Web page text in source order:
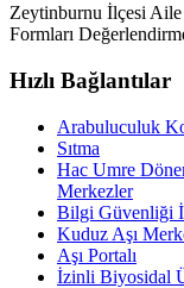
Zeytinburnu İlçesi
Formları
Hızlı Bağlantılar
Arabuluculuk
Sıtma
Hac Umre
Merkezler
Bilgi Güvenliği
Kuduz Aşı
Aşı Portalı
İzinli Biyosidal